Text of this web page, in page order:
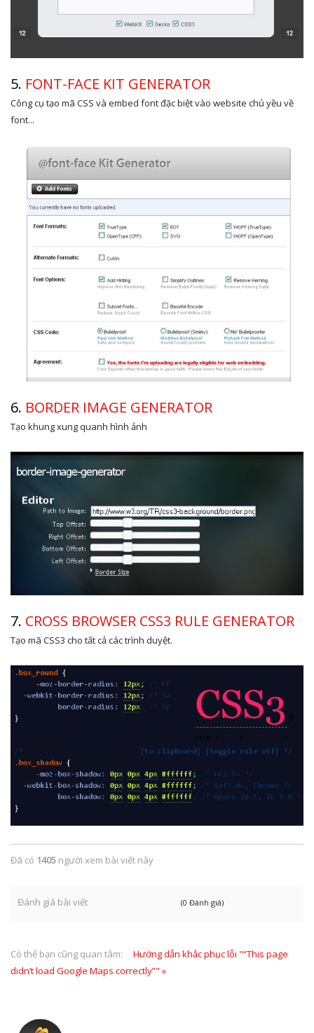
5. FONT-FACE KIT GENERATOR
Công cụ tạo mã CSS và embed font đặc biệt vào website chủ yều về
font...
6. BORDER IMAGE GENERATOR
Tạo khung xung quanh hình ảnh
7. CROSS BROWSER CSS3 RULE GENERATOR
Tạo mã CSS3 cho tất cả các trình duyệt.
Đã có 1405 người xem bài viết này
Đánh giá bài viết (0 Đánh giá)
Có thể bạn cũng quan tâm:
Hướng dẫn khắc phục lỗi "“This page
didn’t load Google Maps correctly”" »